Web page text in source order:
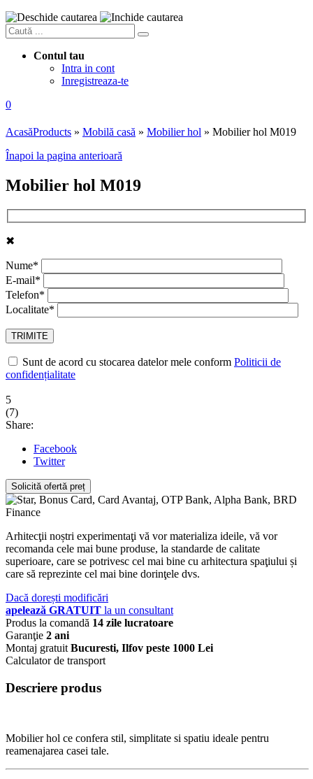
Contul tau
Intra in cont
Inregistreaza-te
0
AcasăProducts » Mobilă casă » Mobilier hol » Mobilier hol M019
Înapoi la pagina anterioară
Mobilier hol M019
✖
Nume*
E-mail*
Telefon*
Localitate*
Sunt de acord cu stocarea datelor mele conform Politicii de
confidențialitate
5
(7)
Share:
Facebook
Twitter
Solicită ofertă preț
Arhitecţii noștri experimentaţi vă vor materializa ideile, vă vor
recomanda cele mai bune produse, la standarde de calitate
superioare, care se potrivesc cel mai bine cu arhitectura spaţiului și
care să reprezinte cel mai bine dorinţele dvs.
Dacă dorești modificări
apelează GRATUIT la un consultant
Produs la comandă 14 zile lucratoare
Garanţie 2 ani
Montaj gratuit Bucuresti, Ilfov peste 1000 Lei
Calculator de transport
Descriere produs
Mobilier hol ce confera stil, simplitate si spatiu ideale pentru
reamenajarea casei tale.